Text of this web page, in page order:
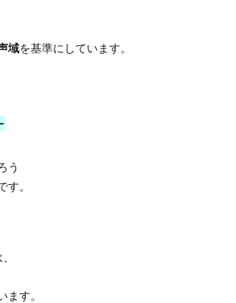
域を基準にしています。
う
す。
ます。